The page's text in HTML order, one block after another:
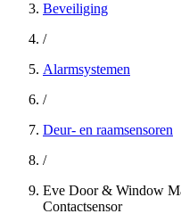
Beveiliging
/
Alarmsystemen
/
Deur- en raamsensoren
/
Eve Door & Window
Contactsensor